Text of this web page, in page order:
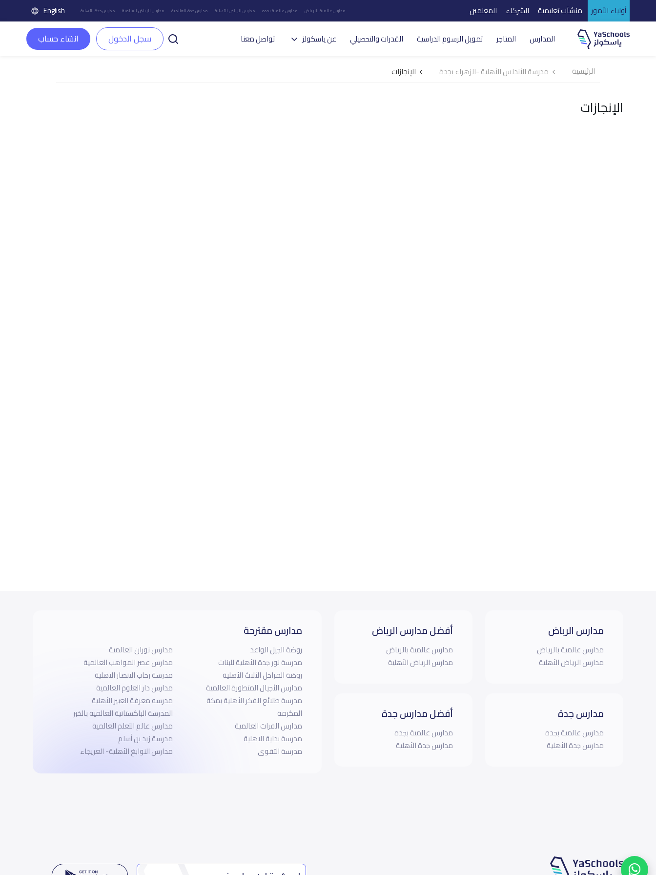
أولياء الأمور منشآت تعليمية الشركاء المعلمين مدارس عالمية بالرياض مدارس عالمية بجده مدارس الرياض الأهلية مدارس جدة العالمية مدارس الرياض العالمية مدارس جدة الأهلية English
المدارس المتاجر تمويل الرسوم الدراسية القدرات والتحصيلي عن ياسكولز تواصل معنا سجل الدخول انشاء حساب
الرئيسية مدرسة الأندلس الأهلية -الزهراء بجدة الإنجازات
الإنجازات
مدارس الرياض
مدارس عالمية بالرياض
مدارس الرياض الأهلية
مدارس جدة
مدارس عالمية بجده
مدارس جدة الأهلية
أفضل مدارس الرياض
مدارس عالمية بالرياض
مدارس الرياض الأهلية
أفضل مدارس جدة
مدارس عالمية بجده
مدارس جدة الأهلية
مدارس مقترحة
روضة الجيل الواعد
مدرسة نور جدة الأهلية للبنات
روضة المراحل الثلاث الأهلية
مدارس الأجيال المتطورة العالمية
مدرسة طلائع الفكر الأهلية بمكة
المكرمة
مدارس الفرات العالمية
مدرسة بداية الاهلية
مدرسة التقوى
مدارس نوران العالمية
مدارس عصر المواهب العالمية
مدرسة رحاب الانصار الاهلية‎
مدارس دار العلوم العالمية
مدرسه معرفة العبير الأهلية
المدرسة الباكستانية العالمية بالخبر
مدارس عالم التعلم العالمية
مدرسة زيد بن أسلم
مدارس النوابغ الأهلية- العريجاء